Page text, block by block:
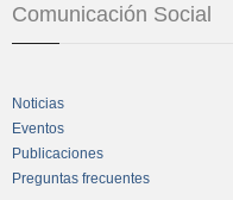
Comunicación Social
Noticias
Eventos
Publicaciones
Preguntas frecuentes